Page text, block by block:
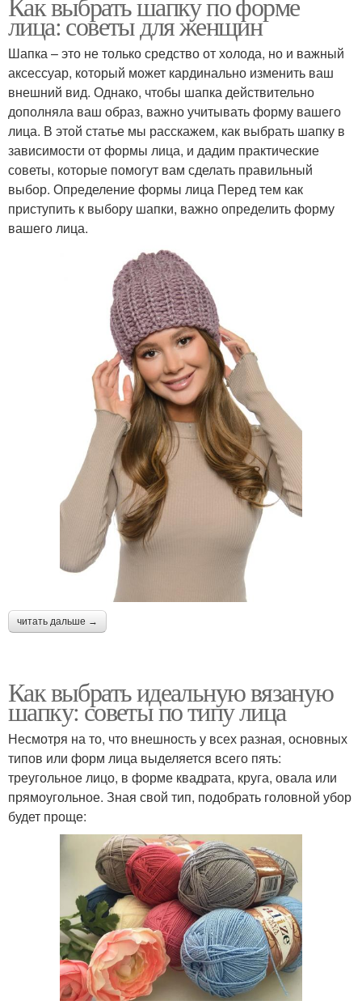
лица: советы для женщин
Шапка – это не только средство от холода, но и важный
аксессуар, который может кардинально изменить ваш
внешний вид. Однако, чтобы шапка действительно
дополняла ваш образ, важно учитывать форму вашего
лица. В этой статье мы расскажем, как выбрать шапку в
зависимости от формы лица, и дадим практические
советы, которые помогут вам сделать правильный
выбор. Определение формы лица Перед тем как
приступить к выбору шапки, важно определить форму
вашего лица.
читать дальше →
Как выбрать идеальную вязаную
шапку: советы по типу лица
Несмотря на то, что внешность у всех разная, основных
типов или форм лица выделяется всего пять:
треугольное лицо, в форме квадрата, круга, овала или
прямоугольное. Зная свой тип, подобрать головной убор
будет проще: